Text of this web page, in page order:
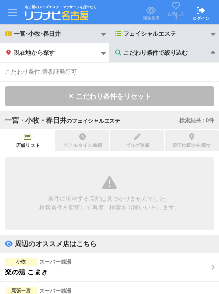
名古屋のメンズエステ・マッサージを探すなら
閲覧履歴
お気に入
り
ログイン
一宮･小牧･春日井 フェイシャルエステ
現在地から探す こだわり条件で絞り込む
こだわり条件で絞り込む
初回割引あり リピーター割引あり
団体様歓迎
ペアルームあり
フットバスあり
こだわり条件:領収証発行可
こだわり条件をリセット
一宮・小牧・春日井のフェイシャルエステ 検索結果 : 0件
店舗リスト リアルタイム速報 ブログ速報 周辺地図から探す
条件に該当する店舗は見つかりませんでした。
検索条件を変更して再度、検索をお願いいたします。
周辺のオススメ店はこちら
小牧 スーパー銭湯
楽の湯 こまき
尾張一宮 スーパー銭湯